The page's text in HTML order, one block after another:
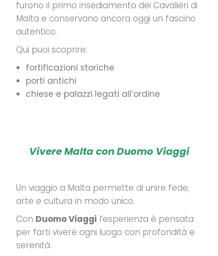
furono il primo insediamento dei Cavalieri di
Malta e conservano ancora oggi un fascino
autentico.
Qui puoi scoprire:
fortificazioni storiche
porti antichi
chiese e palazzi legati all’ordine
Vivere Malta con Duomo Viaggi
Un viaggio a Malta permette di unire fede,
arte e cultura in modo unico.
Con Duomo Viaggi l’esperienza è pensata
per farti vivere ogni luogo con profondità e
serenità.